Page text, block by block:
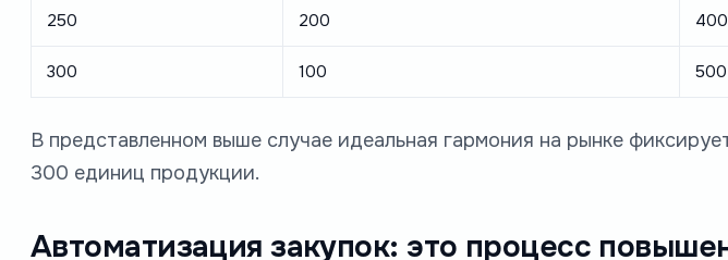
250 200 400
300 100 500
В представленном выше случае идеальная гармония на рынке
300 единиц продукции.
Автоматизация закупок: это процесс